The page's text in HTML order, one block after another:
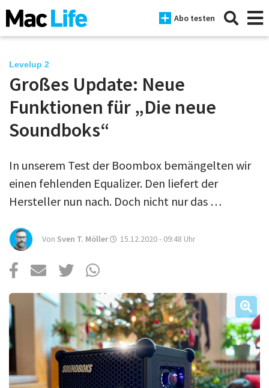
Abo testen
News
iPhone
iPad
Tests
Magazine
Über uns
Podcast
Mac Life+
Anmelden
Levelup 2
Großes Update: Neue
Funktionen für „Die neue
Soundboks“
In unserem Test der Boombox bemängelten wir
einen fehlenden Equalizer. Den liefert der
Hersteller nun nach. Doch nicht nur das …
Von Sven T. Möller 15.12.2020 - 09:48 Uhr